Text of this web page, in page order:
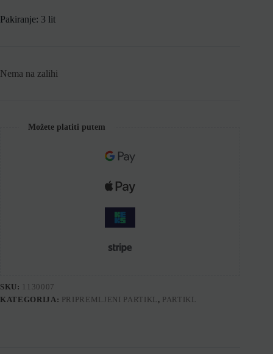
Pakiranje: 3 lit
Nema na zalihi
Možete platiti putem
SKU: 1130007
KATEGORIJA: PRIPREMLJENI PARTIKL , PARTIKL